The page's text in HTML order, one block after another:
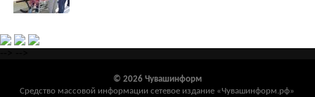
© 2026 Чувашинформ
Средство массовой информации сетевое издание «Чувашинформ.рф»